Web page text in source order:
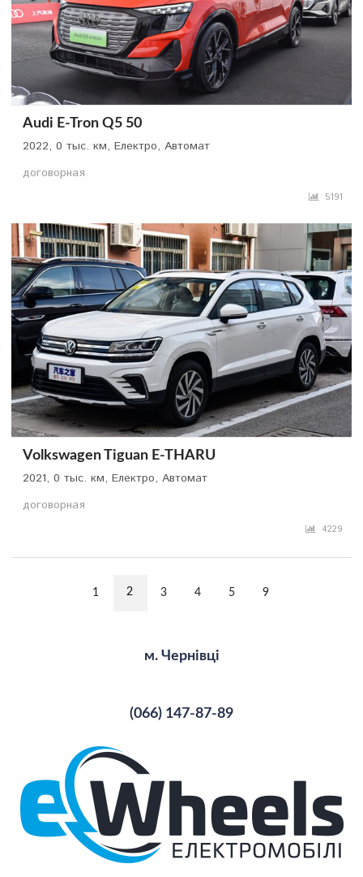
Audi E-Tron Q5 50
2022, 0 тыс. км, Електро, Автомат
договорная
5191
Volkswagen Tiguan E-THARU
2021, 0 тыс. км, Електро, Автомат
договорная
4229
1 2 3 4 5 9
м. Чернівці
(066) 147-87-89